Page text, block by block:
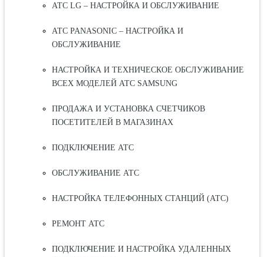
АТС LG – НАСТРОЙКА И ОБСЛУЖИВАНИЕ
АТС PANASONIC – НАСТРОЙКА И
ОБСЛУЖИВАНИЕ
НАСТРОЙКА И ТЕХНИЧЕСКОЕ ОБСЛУЖИВАНИЕ
ВСЕХ МОДЕЛЕЙ АТС SAMSUNG
ПРОДАЖА И УСТАНОВКА СЧЕТЧИКОВ
ПОСЕТИТЕЛЕЙ В МАГАЗИНАХ
ПОДКЛЮЧЕНИЕ АТС
ОБСЛУЖИВАНИЕ АТС
НАСТРОЙКА ТЕЛЕФОННЫХ СТАНЦИЙ (АТС)
РЕМОНТ АТС
ПОДКЛЮЧЕНИЕ И НАСТРОЙКА УДАЛЕННЫХ